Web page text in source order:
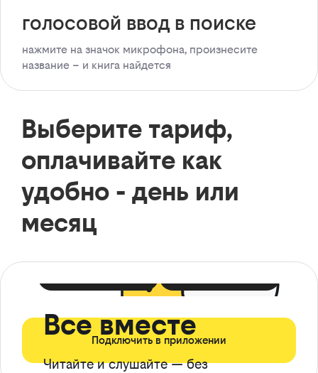
голосовой ввод в поиске
нажмите на значок микрофона, произнесите
название – и книга найдется
Выберите тариф,
оплачивайте как
удобно - день или
месяц
Все вместе
Читайте и слушайте — без
Подключить в приложении